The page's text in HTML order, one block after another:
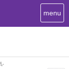
T
o
menu
-